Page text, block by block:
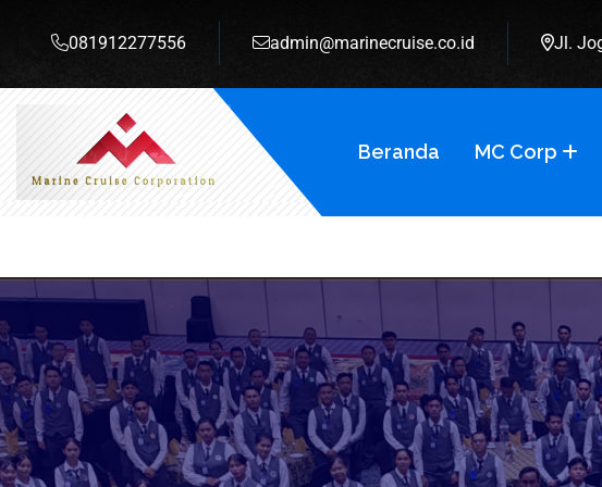
081912277556 admin@marinecruise.co.id Jl.
Beranda MC Corp